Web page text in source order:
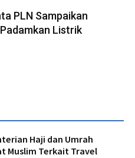
PLN Sampaikan
Listrik
Haji dan Umrah
Muslim Terkait Travel